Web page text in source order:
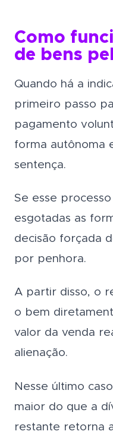
Como
de bens
Quando há a
primeiro passo
pagamento
forma autônoma
sentença.
Se esse
esgotadas as
decisão forçada
por penhora.
A partir disso, o
o bem
valor da venda
alienação.
Nesse último
maior do que a
restante retorna